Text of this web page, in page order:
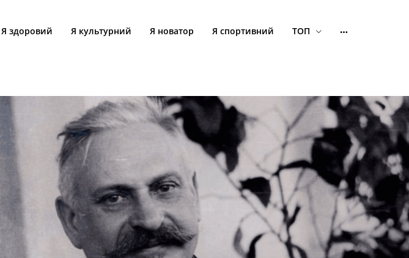
Я здоровий Я культурний Я новатор Я спортивний ТОП